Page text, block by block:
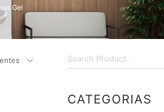
Gel
CATEGORIAS